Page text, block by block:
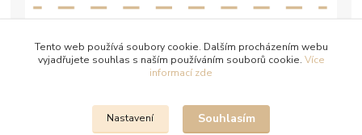
Tento web používá soubory cookie. Dalším procházením webu
vyjadřujete souhlas s naším používáním souborů cookie. Více
informací zde
Nastavení Souhlasím